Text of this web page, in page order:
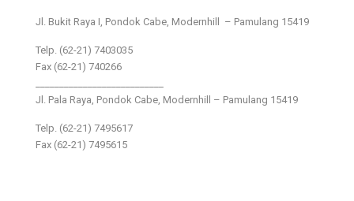
Jl. Bukit Raya I, Pondok Cabe, Modernhill – Pamulang 15419
Telp. (62-21) 7403035
Fax (62-21) 740266
Jl. Pala Raya, Pondok Cabe, Modernhill – Pamulang 15419
Telp. (62-21) 7495617
Fax (62-21) 7495615